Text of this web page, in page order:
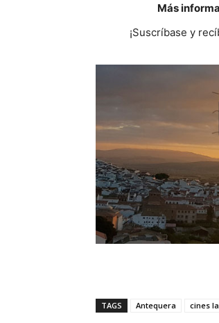
Más
¡Suscríbase y
TAGS Antequera cines